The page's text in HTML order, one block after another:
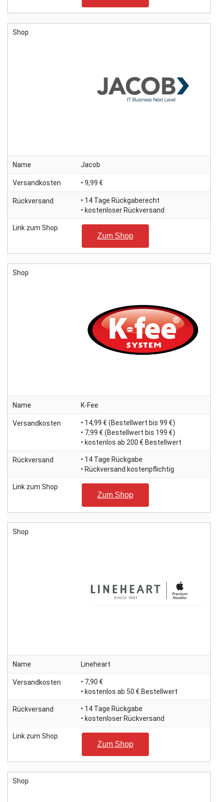
Shop
Name Jacob
Versandkosten • 9,99 €
Rückversand
• 14 Tage Rückgaberecht
• kostenloser Rückversand
Link zum Shop
Zum Shop
Shop
Name K-Fee
Versandkosten
• 14,99 € (Bestellwert bis 99 €)
• 7,99 € (Bestellwert bis 199 €)
• kostenlos ab 200 € Bestellwert
Rückversand
• 14 Tage Rückgabe
• Rückversand kostenpflichtig
Link zum Shop
Zum Shop
Shop
Name Lineheart
Versandkosten
• 7,90 €
• kostenlos ab 50 € Bestellwert
Rückversand
• 14 Tage Rückgabe
• kostenloser Rückversand
Link zum Shop
Zum Shop
Shop